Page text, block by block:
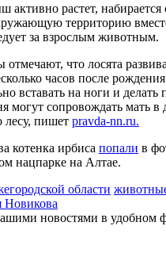
спорта: какие праздники
с ночи 10 августа
последнюю книгу
справиться со стрессом:
активно растет, набирается
территорию
за взрослым животным.
отмечают, что лосята
часов после
вставать на ноги и
могут сопровождать мать в
лесу, пишет pravda-nn.ru.
котенка ирбиса попали в
нацпарке на Алтае.
области
Новикова
новостями в удобном